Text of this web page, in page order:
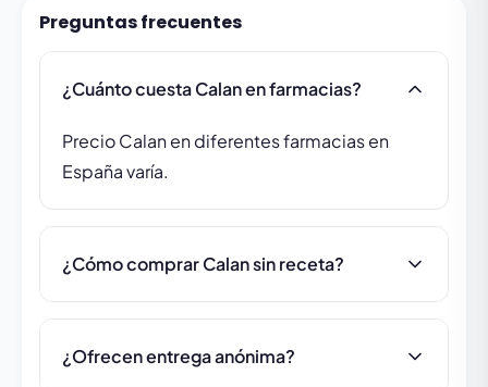
Preguntas frecuentes
¿Cuánto cuesta Calan en farmacias?
Precio Calan en diferentes farmacias en
España varía.
¿Cómo comprar Calan sin receta?
¿Ofrecen entrega anónima?